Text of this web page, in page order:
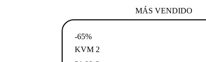
MÁS VENDIDO
-65%
KVM 2